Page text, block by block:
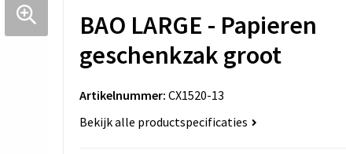
BAO LARGE - Papieren
geschenkzak groot
Artikelnummer: CX1520-13
Bekijk alle productspecificaties